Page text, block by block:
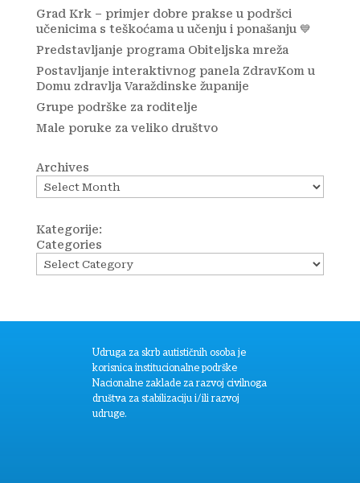
Grad Krk – primjer dobre prakse u podršci
učenicima s teškoćama u učenju i ponašanju 💙
Predstavljanje programa Obiteljska mreža
Postavljanje interaktivnog panela ZdravKom u
Domu zdravlja Varaždinske županije
Grupe podrške za roditelje
Male poruke za veliko društvo
Archives
Kategorije:
Categories
Udruga za skrb autističnih osoba je
korisnica institucionalne podrške
Nacionalne zaklade za razvoj civilnoga
društva za stabilizaciju i/ili razvoj
udruge.